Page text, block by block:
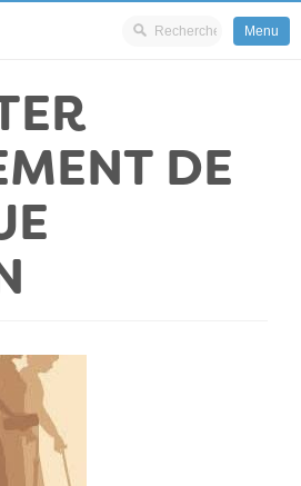
Menu
DE